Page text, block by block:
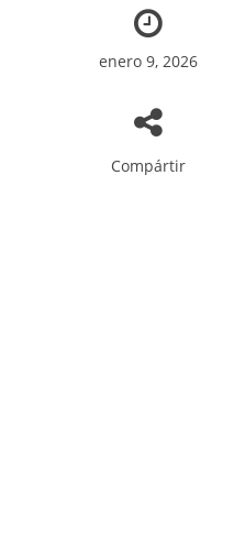
enero 9, 2026
Compártir